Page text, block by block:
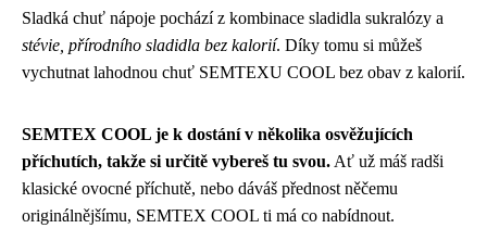
Sladká chuť nápoje pochází z kombinace sladidla sukralózy a
stévie, přírodního sladidla bez kalorií. Díky tomu si můžeš
vychutnat lahodnou chuť SEMTEXU COOL bez obav z kalorií.
SEMTEX COOL je k dostání v několika osvěžujících
příchutích, takže si určitě vybereš tu svou. Ať už máš radši
klasické ovocné příchutě, nebo dáváš přednost něčemu
originálnějšímu, SEMTEX COOL ti má co nabídnout.